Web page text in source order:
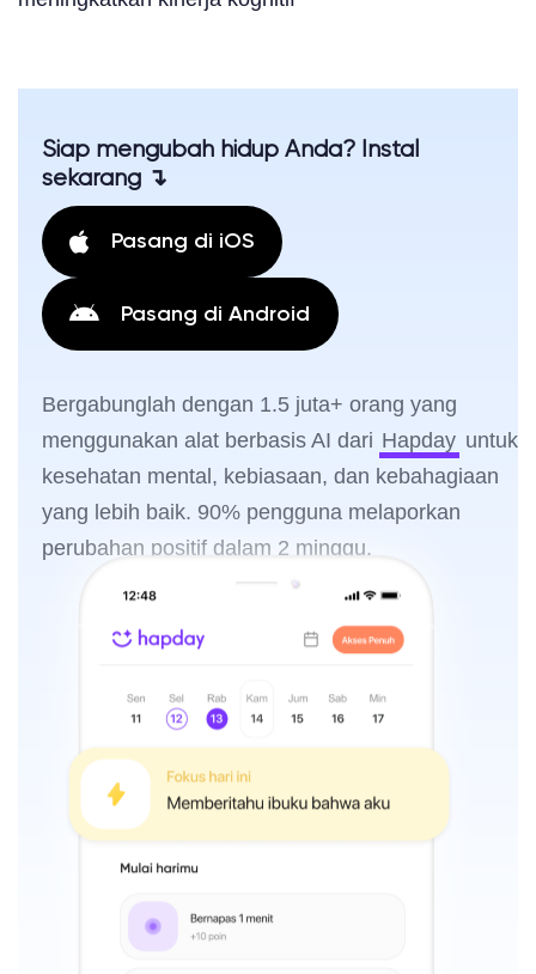
Siap mengubah hidup Anda? Instal
sekarang ↴
Pasang di iOS
Pasang di Android
Bergabunglah dengan 1.5 juta+ orang yang
menggunakan alat berbasis AI dari Hapday untuk
kesehatan mental, kebiasaan, dan kebahagiaan
yang lebih baik. 90% pengguna melaporkan
perubahan positif dalam 2 minggu.